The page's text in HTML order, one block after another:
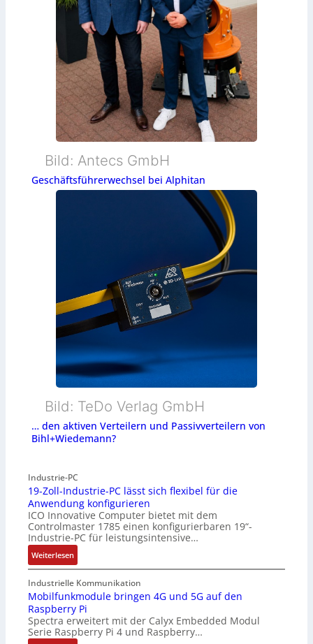
Bild: Antecs GmbH
Geschäftsführerwechsel bei Alphitan
Bild: TeDo Verlag GmbH
… den aktiven Verteilern und Passivverteilern von
Bihl+Wiedemann?
Industrie-PC
19-Zoll-Industrie-PC lässt sich flexibel für die
Anwendung konfigurieren
ICO Innovative Computer bietet mit dem
Controlmaster 1785 einen konfigurierbaren 19“-
Industrie-PC für leistungsintensive…
Weiterlesen:
1
9
-
Z
o
l
Industrielle Kommunikation
Mobilfunkmodule bringen 4G und 5G auf den
Raspberry Pi
Spectra erweitert mit der Calyx Embedded Modul
Serie Raspberry Pi 4 und Raspberry…